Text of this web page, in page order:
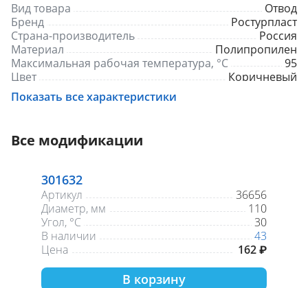
Вид товара
Отвод
Бренд
Ростурпласт
Страна-производитель
Россия
Материал
Полипропилен
Максимальная рабочая температура, °С
95
Цвет
Коричневый
Размер
Показать все характеристики
Все модификации
301632
Артикул
36656
Диаметр, мм
110
Угол, °С
30
В наличии
43
Цена
162 ₽
В корзину